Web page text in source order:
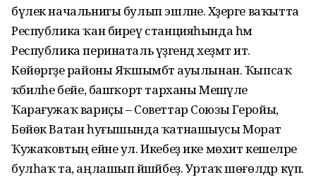
бүлек начальнигы булып эшләне. Хәҙерге ваҡытта
Республика ҡан биреү станцияһында һәм
Республика перинаталь үҙәгендә хеҙмәт итә.
Көйөргәҙе районы Яҡшымбәт ауылынан. Ҡыпсаҡ
ҡәбиләһе бейе, башҡорт тарханы Мешәүле
Ҡарағужаҡ вариҫы – Советтар Союзы Геройы,
Бөйөк Ватан һуғышында ҡатнашыусы Морат
Ҡужаҡовтың ейәне ул. Икебеҙ ике мөхит кешеләре
булһаҡ та, аңлашып йәшәйбеҙ. Уртаҡ шөғөлдәр күп.